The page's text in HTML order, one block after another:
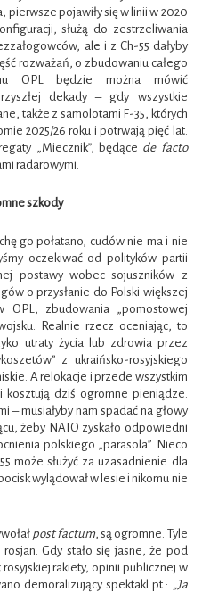
pierwsze pojawiły się w linii w 2020
służą do zestrzeliwania
ale i z Ch-55 dałyby
rozważań, o zbudowaniu całego
OPL będzie można mówić
dekady – gdy wszystkie
także z samolotami F-35, których
2025/26 roku i potrwają pięć lat.
„Miecznik”, będące de facto
radarowymi.
szkody
go połatano, cudów nie ma i nie
oczekiwać od polityków partii
postawy wobec sojuszników z
o przysłanie do Polski większej
OPL, zbudowania „pomostowej
Realnie rzecz oceniając, to
utraty życia lub zdrowia przez
z ukraińsko-rosyjskiego
A relokacje i przede wszystkim
kosztują dziś ogromne pieniądze.
– musiałyby nam spadać na głowy
żeby NATO zyskało odpowiedni
polskiego „parasola”. Nieco
może służyć za uzasadnienie dla
wylądował w lesie i nikomu nie
post factum, są ogromne. Tyle
Gdy stało się jasne, że pod
rakiety, opinii publicznej w
demoralizujący spektakl pt.:
„Ja